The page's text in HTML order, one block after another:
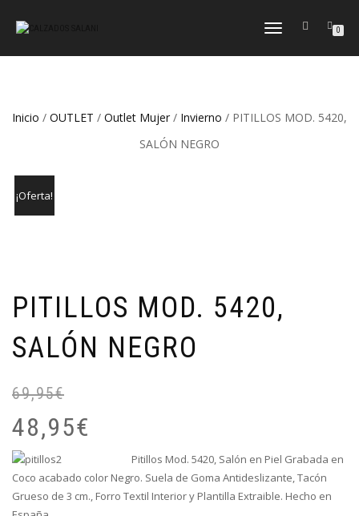
CAMBIAR
0
Inicio / OUTLET / Outlet Mujer / Invierno / PITILLOS MOD. 5420,
SALÓN NEGRO
¡Oferta!
PITILLOS MOD. 5420,
SALÓN NEGRO
69,95€
48,95€
Pitillos Mod. 5420, Salón en Piel Grabada en
Coco acabado color Negro. Suela de Goma Antideslizante, Tacón
Grueso de 3 cm., Forro Textil Interior y Plantilla Extraible. Hecho en